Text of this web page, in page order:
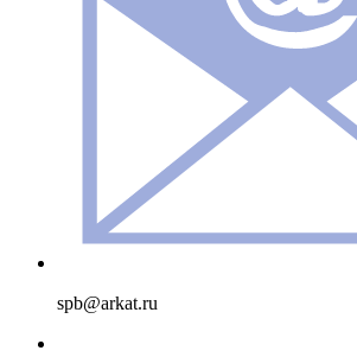
spb@arkat.ru